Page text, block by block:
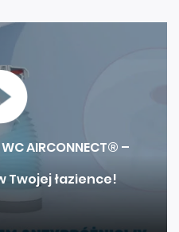
AIRCONNECT® –
Twojej łazience!